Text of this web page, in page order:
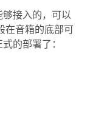
接入的，可以
在音箱的底部可
的部署了：